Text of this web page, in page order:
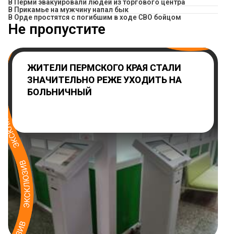
В Перми эвакуировали людей из торгового центра
​В Прикамье на мужчину напал бык
В Орде простятся с погибшим в ходе СВО бойцом
Не пропустите
ЖИТЕЛИ ПЕРМСКОГО КРАЯ СТАЛИ
ЗНАЧИТЕЛЬНО РЕЖЕ УХОДИТЬ НА
БОЛЬНИЧНЫЙ